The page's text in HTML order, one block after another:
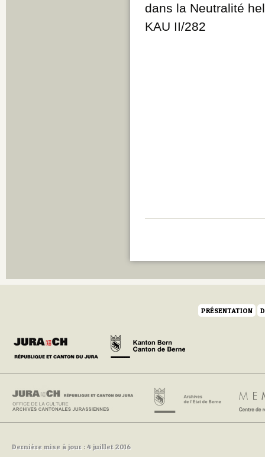
dans la Neutralité
KAU II/282
PRÉSENTATION
Dernière mise à jour : 4 juillet 2016